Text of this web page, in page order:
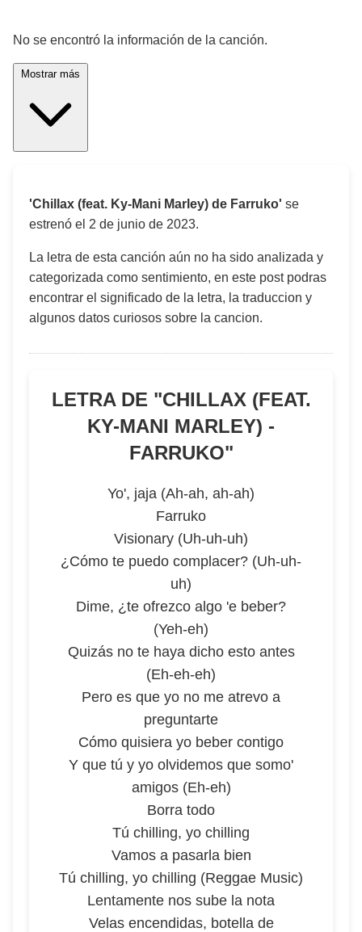
No se encontró la información de la canción.
'Chillax (feat. Ky-Mani Marley) de Farruko' se
estrenó el 2 de junio de 2023.
La letra de esta canción aún no ha sido analizada y
categorizada como sentimiento, en este post podras
encontrar el significado de la letra, la traduccion y
algunos datos curiosos sobre la cancion.
LETRA DE "CHILLAX (FEAT.
KY-MANI MARLEY) -
FARRUKO"
Yo', jaja (Ah-ah, ah-ah)
Farruko
Visionary (Uh-uh-uh)
¿Cómo te puedo complacer? (Uh-uh-
uh)
Dime, ¿te ofrezco algo 'e beber?
(Yeh-eh)
Quizás no te haya dicho esto antes
(Eh-eh-eh)
Pero es que yo no me atrevo a
preguntarte
Cómo quisiera yo beber contigo
Y que tú y yo olvidemos que somo'
amigos (Eh-eh)
Borra todo
Tú chilling, yo chilling
Vamos a pasarla bien
Tú chilling, yo chilling (Reggae Music)
Lentamente nos sube la nota
Velas encendidas, botella de